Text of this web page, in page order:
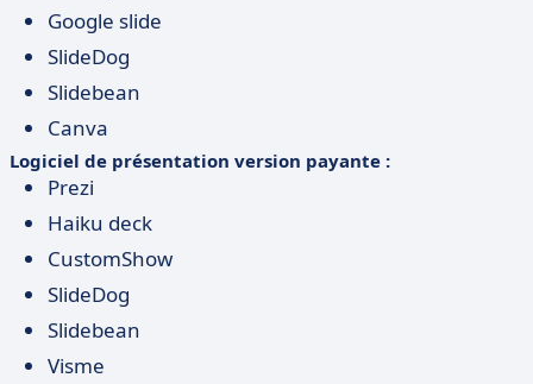
Google slide
SlideDog
Slidebean
Canva
Logiciel de présentation version payante :
Prezi
Haiku deck
CustomShow
SlideDog
Slidebean
Visme